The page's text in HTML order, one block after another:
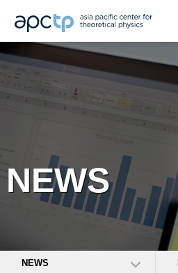
NEWS
NEWS